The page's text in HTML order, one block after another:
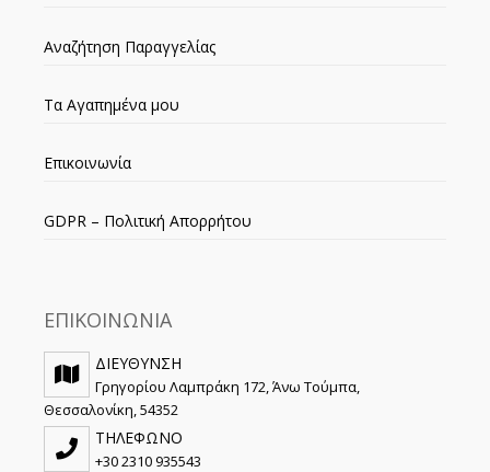
Αναζήτηση Παραγγελίας
Τα Αγαπημένα μου
Επικοινωνία
GDPR – Πολιτική Απορρήτου
ΕΠΙΚΟΙΝΩΝΙΑ
ΔΙΕΥΘΥΝΣΗ
Γρηγορίου Λαμπράκη 172, Άνω Τούμπα,
Θεσσαλονίκη, 54352
ΤΗΛΕΦΩΝΟ
+30 2310 935543